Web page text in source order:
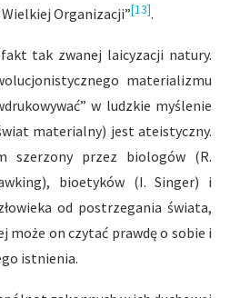
Organizacji”[13].
tak zwanej laicyzacji natury.
materializmu
w ludzkie myślenie
materialny) jest ateistyczny.
szerzony przez biologów (R.
bioetyków (I. Singer) i
od postrzegania świata,
może on czytać prawdę o sobie i
istnienia.